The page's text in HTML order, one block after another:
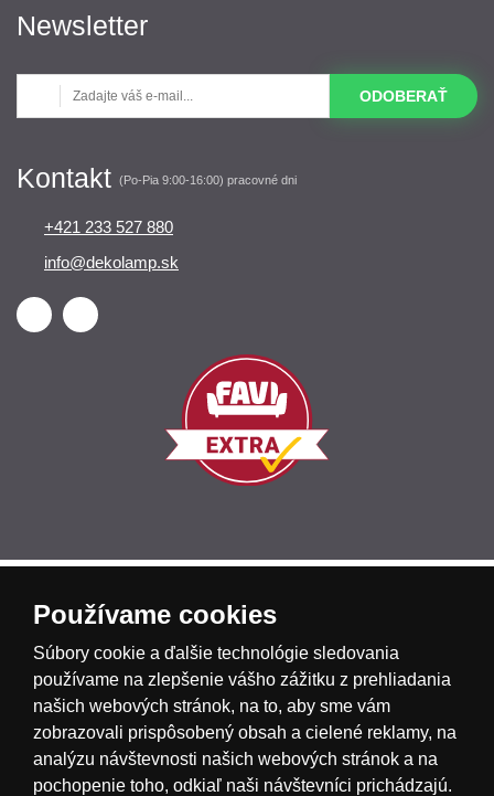
Newsletter
ODOBERAŤ
Kontakt (Po-Pia 9:00-16:00) pracovné dni
+421 233 527 880
info@dekolamp.sk
Česká republika Slovensko
Magyarország Österreich België
Nederland
Používame cookies
Súbory cookie a ďalšie technológie sledovania
používame na zlepšenie vášho zážitku z prehliadania
našich webových stránok, na to, aby sme vám
zobrazovali prispôsobený obsah a cielené reklamy, na
analýzu návštevnosti našich webových stránok a na
pochopenie toho, odkiaľ naši návštevníci prichádzajú.